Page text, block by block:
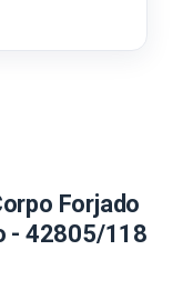
Forjado
- 42805/118